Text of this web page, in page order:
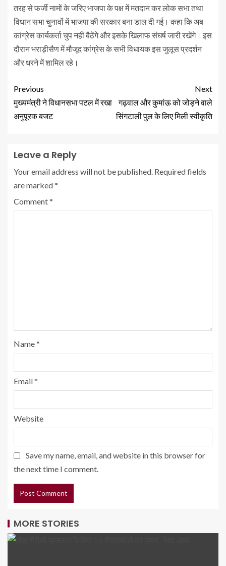
तरह से फर्जी नामों के जरिए भाजपा के पक्ष में मतदान कर लोक सभा तथा
विधान सभा चुनावों में भाजपा की सरकार बना डाल दी गई। कहा कि अब
कांग्रेस कार्यकर्ता चुप नहीं बैठेंगे और इसके खिलाफ संघर्ष जारी रखेंगे। इस
दौरान भराड़ीसैण में मौजूद कांग्रेस के सभी विधायक इस जुलूस प्रदर्शन
और धरने में शामिल रहे।
Previous
मुख्यमंत्री ने विधानसभा पटल में रखा
अनुपूरक बजट
Next
गढ़वाल और कुमांऊ को जोड़ने वाले
सिंगटाली पुल के लिए मिली स्वीकृति
Leave a Reply
Your email address will not be published. Required fields
are marked*
Comment*
Name*
Email*
Website
Save my name, email, and website in this browser for
the next time I comment.
MORE STORIES